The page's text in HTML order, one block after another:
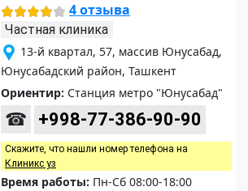
4 отзыва
Частная клиника
13-й квартал, 57, массив Юнусабад,
Юнусабадский район, Ташкент
Ориентир: Станция метро "Юнусабад"
☎ +998-77-386-90-90
Скажите, что нашли номер телефона на
Клиникс уз
Время работы: Пн-Сб 08:00-18:00